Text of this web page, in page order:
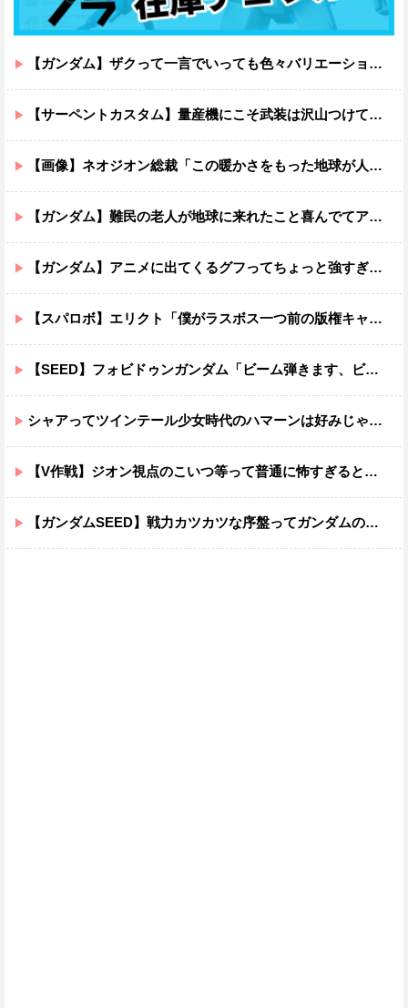
【ガンダム】ザクって一言でいっても色々バリエーションがあるよね
【サーペントカスタム】量産機にこそ武装は沢山つけてほしいよね
【画像】ネオジオン総裁「この暖かさをもった地球が人間さえ破壊するんだ（汗だく）」
【ガンダム】難民の老人が地球に来れたこと喜んでてアレ？連邦もやってることヤバくない？ってなる
【ガンダム】アニメに出てくるグフってちょっと強すぎじゃない？
【スパロボ】エリクト「僕がラスボス一つ前の版権キャラ最後の敵ってちょっと荷が重すぎない？」
【SEED】フォビドゥンガンダム「ビーム弾きます、ビーム曲げられます、空飛びます」←二世代目でこれ出来るのおかしいだろ
シャアってツインテール少女時代のハマーンは好みじゃなかったの？
【V作戦】ジオン視点のこいつ等って普通に怖すぎると思う…
【ガンダムSEED】戦力カツカツな序盤ってガンダムの中だと割と珍しい気がする